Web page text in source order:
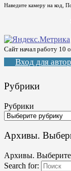
Наведите камеру на код,
Сайт начал работу 10
Вход для
Рубрики
Рубрики
Архивы.
Архивы. Выберите
Search for: